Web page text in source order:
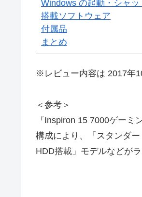
Windows の起動・シャッ
搭載ソフトウェア
付属品
まとめ
※レビュー内容は 2017年
＜参考＞
『Inspiron 15 7000ゲー
構成により、「スタンダ
HDD搭載」モデルなどが